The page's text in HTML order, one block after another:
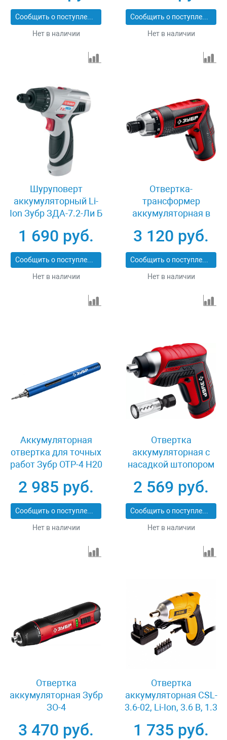
Сообщить о поступлении
Нет в наличии
ЗО-Е-3.6 ЛиМ2
Сообщить о поступлении
Нет в наличии
Шуруповерт
аккумуляторный Li-
Ion Зубр ЗДА-7.2-Ли Б
1 690 руб.
Сообщить о поступлении
Нет в наличии
Отвертка-
трансформер
аккумуляторная в
Ли
3 120 руб.
Сообщить о поступлении
Нет в наличии
Аккумуляторная
отвертка для точных
работ Зубр ОТР-4 Н20
2 985 руб.
Сообщить о поступлении
Нет в наличии
Отвертка
аккумуляторная с
насадкой штопором
ЛиМ1
2 569 руб.
Сообщить о поступлении
Нет в наличии
Отвертка
аккумуляторная Зубр
ЗО-4
3 470 руб.
Отвертка
аккумуляторная CSL-
3.6-02, Li-Ion, 3.6 В, 1.3
1 735 руб.